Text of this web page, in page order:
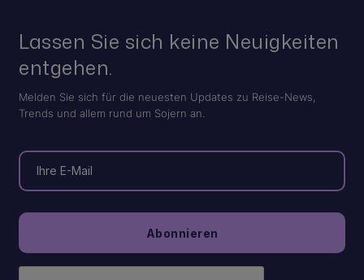
Lassen Sie sich keine Neuigkeiten
entgehen.
Melden Sie sich für die neuesten Updates zu Reise-News,
Trends und allem rund um Sojern an.